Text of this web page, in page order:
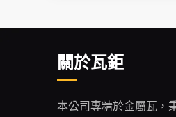
關於瓦鉅
本公司專精於金屬瓦，